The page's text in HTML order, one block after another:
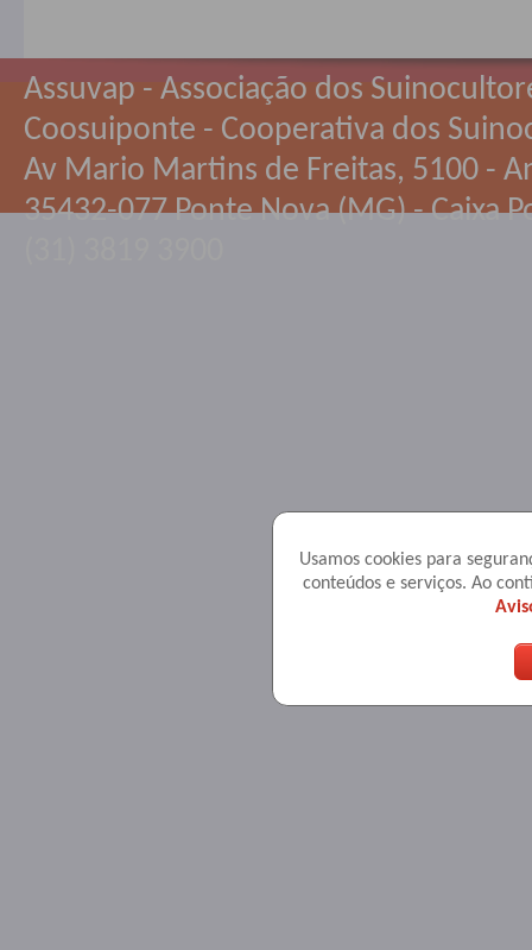
Usamos cookies para
conteúdos e serviços. Ao
Assuvap - Associação dos
Coosuiponte - Cooperativa dos
Av Mario Martins de Freitas, 5100 -
35432-077 Ponte Nova (MG) - Caixa